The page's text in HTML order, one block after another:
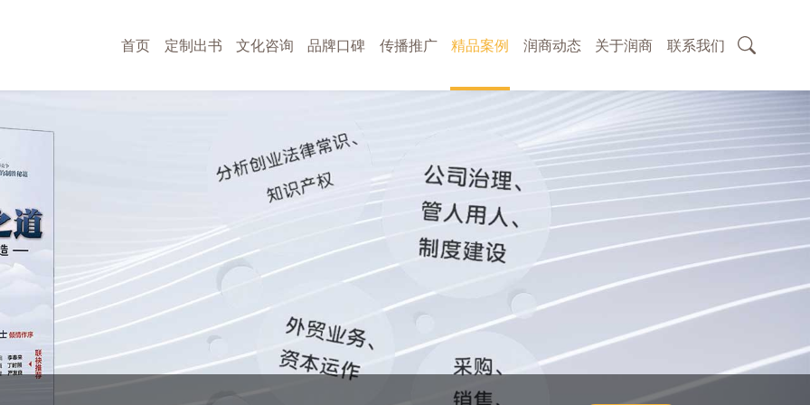
首页 定制出书 文化咨询 品牌口碑 传播推广 精品案例 润商动态 关于润商 联系我们